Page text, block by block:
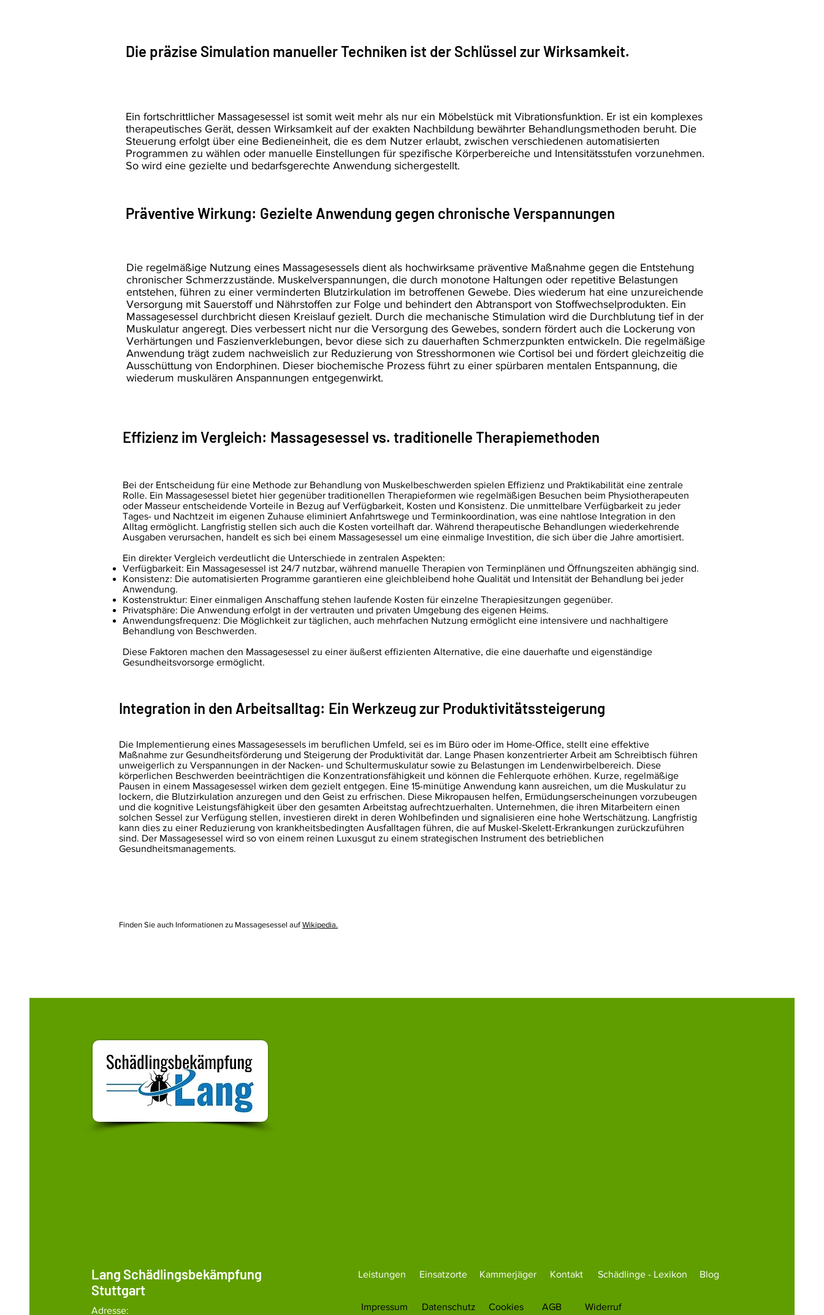
Die präzise Simulation manueller Techniken ist der Schlüssel zur Wirksamkeit.
Ein fortschrittlicher Massagesessel ist somit weit mehr als nur ein Möbelstück mit Vibrationsfunktion. Er ist ein komplexes
therapeutisches Gerät, dessen Wirksamkeit auf der exakten Nachbildung bewährter Behandlungsmethoden beruht. Die
Steuerung erfolgt über eine Bedieneinheit, die es dem Nutzer erlaubt, zwischen verschiedenen automatisierten
Programmen zu wählen oder manuelle Einstellungen für spezifische Körperbereiche und Intensitätsstufen vorzunehmen.
So wird eine gezielte und bedarfsgerechte Anwendung sichergestellt.
Präventive Wirkung: Gezielte Anwendung gegen chronische Verspannungen
Die regelmäßige Nutzung eines Massagesessels dient als hochwirksame präventive Maßnahme gegen die Entstehung
chronischer Schmerzzustände. Muskelverspannungen, die durch monotone Haltungen oder repetitive Belastungen
entstehen, führen zu einer verminderten Blutzirkulation im betroffenen Gewebe. Dies wiederum hat eine unzureichende
Versorgung mit Sauerstoff und Nährstoffen zur Folge und behindert den Abtransport von Stoffwechselprodukten. Ein
Massagesessel durchbricht diesen Kreislauf gezielt. Durch die mechanische Stimulation wird die Durchblutung tief in der
Muskulatur angeregt. Dies verbessert nicht nur die Versorgung des Gewebes, sondern fördert auch die Lockerung von
Verhärtungen und Faszienverklebungen, bevor diese sich zu dauerhaften Schmerzpunkten entwickeln. Die regelmäßige
Anwendung trägt zudem nachweislich zur Reduzierung von Stresshormonen wie Cortisol bei und fördert gleichzeitig die
Ausschüttung von Endorphinen. Dieser biochemische Prozess führt zu einer spürbaren mentalen Entspannung, die
wiederum muskulären Anspannungen entgegenwirkt.
Effizienz im Vergleich: Massagesessel vs. traditionelle Therapiemethoden
Bei der Entscheidung für eine Methode zur Behandlung von Muskelbeschwerden spielen Effizienz und Praktikabilität eine zentrale
Rolle. Ein Massagesessel bietet hier gegenüber traditionellen Therapieformen wie regelmäßigen Besuchen beim Physiotherapeuten
oder Masseur entscheidende Vorteile in Bezug auf Verfügbarkeit, Kosten und Konsistenz. Die unmittelbare Verfügbarkeit zu jeder
Tages- und Nachtzeit im eigenen Zuhause eliminiert Anfahrtswege und Terminkoordination, was eine nahtlose Integration in den
Alltag ermöglicht. Langfristig stellen sich auch die Kosten vorteilhaft dar. Während therapeutische Behandlungen wiederkehrende
Ausgaben verursachen, handelt es sich bei einem Massagesessel um eine einmalige Investition, die sich über die Jahre amortisiert.
Ein direkter Vergleich verdeutlicht die Unterschiede in zentralen Aspekten:
Verfügbarkeit: Ein Massagesessel ist 24/7 nutzbar, während manuelle Therapien von Terminplänen und Öffnungszeiten abhängig sind.
Konsistenz: Die automatisierten Programme garantieren eine gleichbleibend hohe Qualität und Intensität der Behandlung bei jeder
Anwendung.
Kostenstruktur: Einer einmaligen Anschaffung stehen laufende Kosten für einzelne Therapiesitzungen gegenüber.
Privatsphäre: Die Anwendung erfolgt in der vertrauten und privaten Umgebung des eigenen Heims.
Anwendungsfrequenz: Die Möglichkeit zur täglichen, auch mehrfachen Nutzung ermöglicht eine intensivere und nachhaltigere
Behandlung von Beschwerden.
Diese Faktoren machen den Massagesessel zu einer äußerst effizienten Alternative, die eine dauerhafte und eigenständige
Gesundheitsvorsorge ermöglicht.
Integration in den Arbeitsalltag: Ein Werkzeug zur Produktivitätssteigerung
Die Implementierung eines Massagesessels im beruflichen Umfeld, sei es im Büro oder im Home-Office, stellt eine effektive
Maßnahme zur Gesundheitsförderung und Steigerung der Produktivität dar. Lange Phasen konzentrierter Arbeit am Schreibtisch führen
unweigerlich zu Verspannungen in der Nacken- und Schultermuskulatur sowie zu Belastungen im Lendenwirbelbereich. Diese
körperlichen Beschwerden beeinträchtigen die Konzentrationsfähigkeit und können die Fehlerquote erhöhen. Kurze, regelmäßige
Pausen in einem Massagesessel wirken dem gezielt entgegen. Eine 15-minütige Anwendung kann ausreichen, um die Muskulatur zu
lockern, die Blutzirkulation anzuregen und den Geist zu erfrischen. Diese Mikropausen helfen, Ermüdungserscheinungen vorzubeugen
und die kognitive Leistungsfähigkeit über den gesamten Arbeitstag aufrechtzuerhalten. Unternehmen, die ihren Mitarbeitern einen
solchen Sessel zur Verfügung stellen, investieren direkt in deren Wohlbefinden und signalisieren eine hohe Wertschätzung. Langfristig
kann dies zu einer Reduzierung von krankheitsbedingten Ausfalltagen führen, die auf Muskel-Skelett-Erkrankungen zurückzuführen
sind. Der Massagesessel wird so von einem reinen Luxusgut zu einem strategischen Instrument des betrieblichen
Gesundheitsmanagements.
Finden Sie auch Informationen zu Massagesessel aufWikipedia.
Lang Schädlingsbekämpfung
Stuttgart
Adresse:
Leistungen Einsatzorte Kammerjäger Kontakt Schädlinge - Lexikon Blog
Impressum Datenschutz Cookies AGB Widerruf